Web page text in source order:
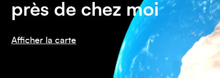
près de chez moi
Afficher la carte
Afrique